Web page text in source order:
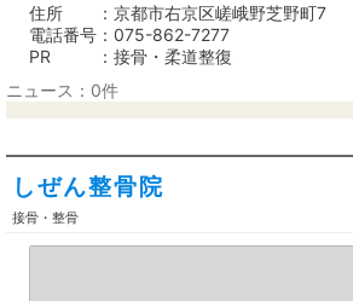
住所
京都市右京区嵯峨野芝野町7
電話番号
075-862-7277
PR
接骨・柔道整復
ニュース：0件
しぜん整骨院
接骨・整骨